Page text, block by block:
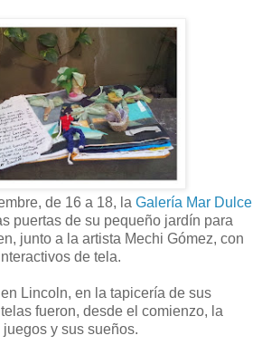
de 16 a 18, la Galería Mar Dulce
puertas de su pequeño jardín para
junto a la artista Mechi Gómez, con
de tela.
Lincoln, en la tapicería de sus
fueron, desde el comienzo, la
y sus sueños.